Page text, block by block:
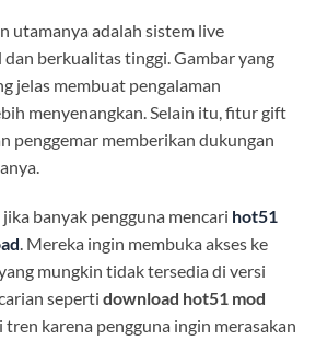
utamanya adalah sistem live
berkualitas tinggi. Gambar yang
jelas membuat pengalaman
menyenangkan. Selain itu, fitur gift
penggemar memberikan dukungan
banyak pengguna mencari hot51
. Mereka ingin membuka akses ke
mungkin tidak tersedia di versi
seperti download hot51 mod
tren karena pengguna ingin merasakan